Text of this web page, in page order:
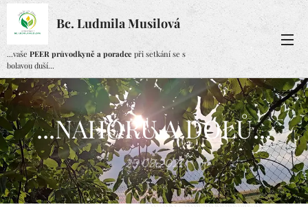
Bc. Ludmila Musilová
...vaše PEER průvodkyně a poradce při setkání se s
bolavou duší...
...NAHORU A DOLŮ...
25.09.2021